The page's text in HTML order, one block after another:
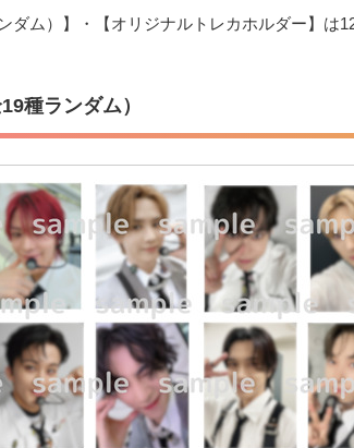
ダム）】・【オリジナルトレカホルダー】は
種ランダム）